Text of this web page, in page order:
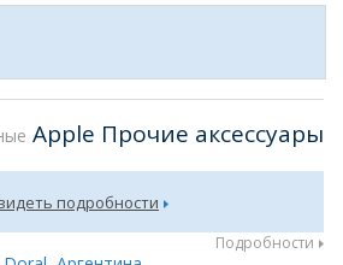
Apple Прочие аксессуары
подробности
Подробности